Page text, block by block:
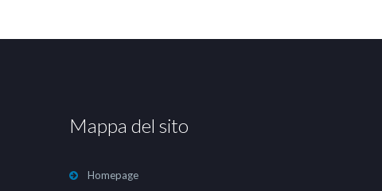
Mappa del sito
Homepage